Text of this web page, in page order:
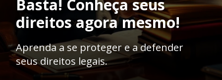
Basta! Conheça seus
direitos agora mesmo!
Aprenda a se proteger e a defender
seus direitos legais.